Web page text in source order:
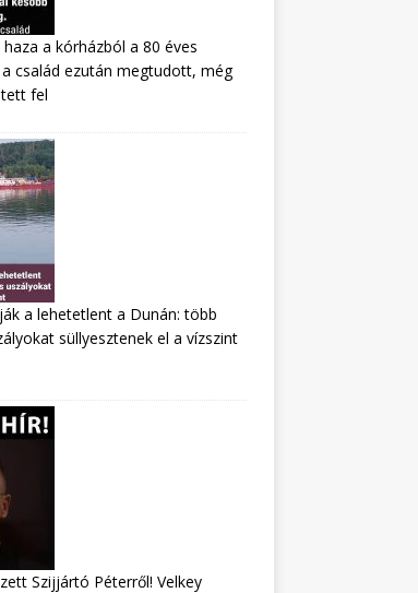
a kórházból a 80 éves
család ezután megtudott, még
fel
a lehetetlent a Dunán: több
süllyesztenek el a vízszint
Szijjártó Péterről! Velkey